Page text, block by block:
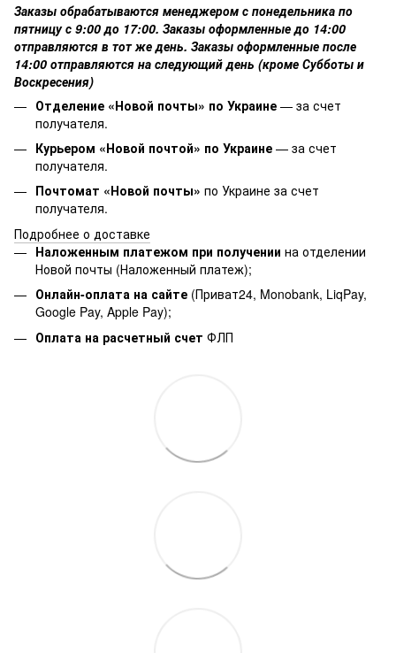
Заказы обрабатываются менеджером с понедельника по
пятницу с 9:00 до 17:00. Заказы оформленные до 14:00
отправляются в тот же день. Заказы оформленные после
14:00 отправляются на следующий день (кроме Субботы и
Воскресения)
Отделение «Новой почты» по Украине — за счет
получателя.
Курьером «Новой почтой» по Украине — за счет
получателя.
Почтомат «Новой почты» по Украине за счет
получателя.
Подробнее о доставке
Наложенным платежом при получении на отделении
Новой почты (Наложенный платеж);
Онлайн-оплата на сайте (Приват24, Monobank, LiqPay,
Google Pay, Apple Pay);
Оплата на расчетный счет ФЛП